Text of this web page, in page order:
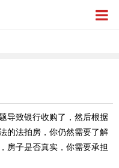
导致银行收购了，然后根据
的法拍房，你仍然需要了解
房子是否真实，你需要承担